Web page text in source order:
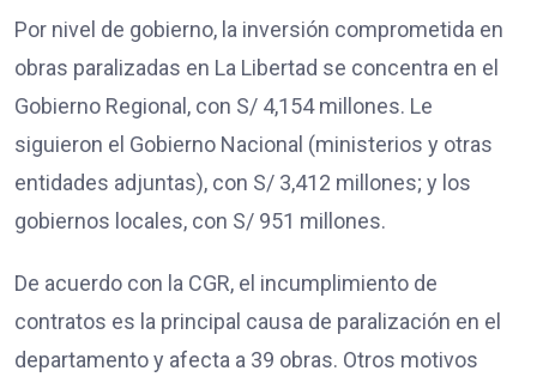
Por nivel de gobierno, la inversión comprometida en
obras paralizadas en La Libertad se concentra en el
Gobierno Regional, con S/ 4,154 millones. Le
siguieron el Gobierno Nacional (ministerios y otras
entidades adjuntas), con S/ 3,412 millones; y los
gobiernos locales, con S/ 951 millones.
De acuerdo con la CGR, el incumplimiento de
contratos es la principal causa de paralización en el
departamento y afecta a 39 obras. Otros motivos